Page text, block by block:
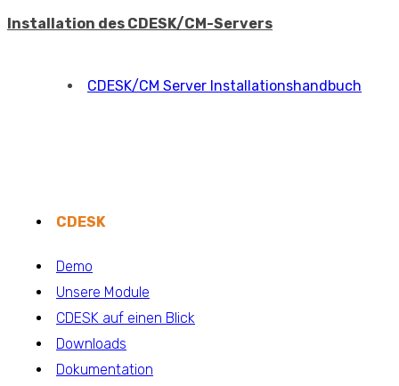
Installation des CDESK/CM-Servers
CDESK/CM Server Installationshandbuch
CDESK
Demo
Unsere Module
CDESK auf einen Blick
Downloads
Dokumentation